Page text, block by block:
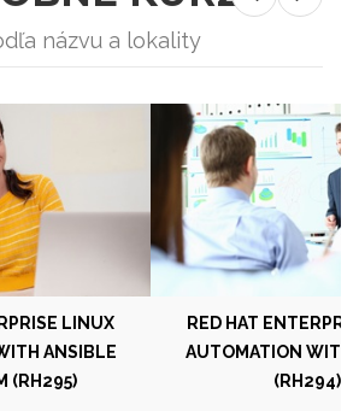
názvu a lokality
LINUX
ANSIBLE
(RH295)
RED HAT
AUTOMATION WITH
(RH294)